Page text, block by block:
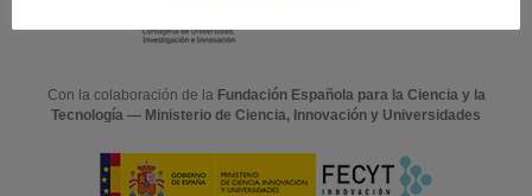
Con la colaboración de la Fundación Española para la Ciencia y la
Tecnología — Ministerio de Ciencia, Innovación y Universidades